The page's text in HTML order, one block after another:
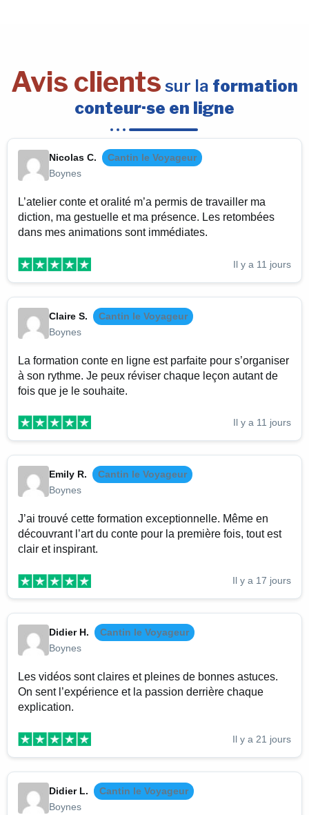
Avis clients sur la formation
conteur·se en ligne
Nicolas C.
Cantin le Voyageur
Boynes
L’atelier conte et oralité m’a permis de travailler ma
diction, ma gestuelle et ma présence. Les retombées
dans mes animations sont immédiates.
Il y a 11 jours
Claire S.
Cantin le Voyageur
Boynes
La formation conte en ligne est parfaite pour s’organiser
à son rythme. Je peux réviser chaque leçon autant de
fois que je le souhaite.
Il y a 11 jours
Emily R.
Cantin le Voyageur
Boynes
J’ai trouvé cette formation exceptionnelle. Même en
découvrant l’art du conte pour la première fois, tout est
clair et inspirant.
Il y a 17 jours
Didier H.
Cantin le Voyageur
Boynes
Les vidéos sont claires et pleines de bonnes astuces.
On sent l’expérience et la passion derrière chaque
explication.
Il y a 21 jours
Didier L.
Cantin le Voyageur
Boynes